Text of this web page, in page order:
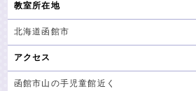
教室所在地
北海道函館市
アクセス
函館市山の手児童館近く